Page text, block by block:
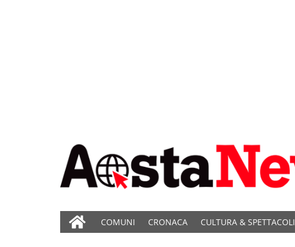
COMUNI CRONACA CULTURA & SPETTACOLI